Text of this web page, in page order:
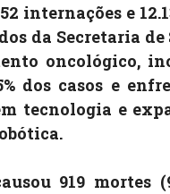
internações e
da Secretaria de
oncológico,
dos casos e
tecnologia e
919 mortes